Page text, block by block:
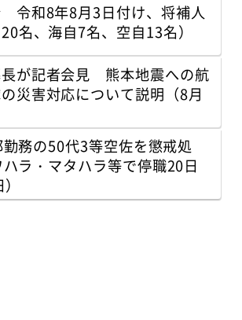
令和8年8月3日付け、将補人
名、海自7名、空自13名）
が記者会見 熊本地震への航
災害対応について説明（8月
務の50代3等空佐を懲戒処
ラ・マタハラ等で停職20日